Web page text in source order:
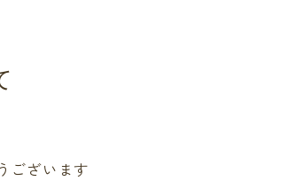
ございます